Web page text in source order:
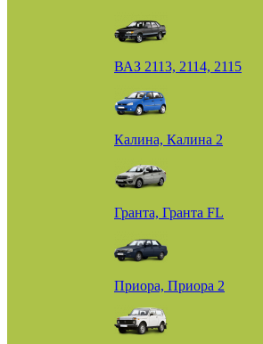
ВАЗ 2113, 2114, 2115
Калина, Калина 2
Гранта, Гранта FL
Приора, Приора 2